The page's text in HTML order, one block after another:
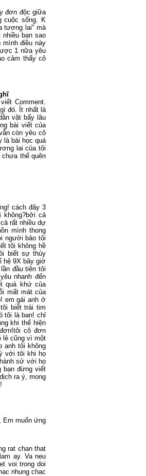
đơn độc giữa
cuộc sống. K
tương lai" mà
bạn sao
điều này
1 nữa yêu
cảm thấy cô
Comment.
đó. Ít nhất là
vặt bấy lâu
bài viết của
còn yêu cô
là bài học quá
lai của tôi
thể quên
cách đây 3
không?bởi cả
rất nhiều dự
mình thong
người bảo tôi
tôi không hề
biết sự thủy
hệ 9X bây giờ
đầu tiên tôi
nhanh đến
quá khứ của
mất mát của
em gái anh ở
biết trái tim
tôi là ban! chỉ
khi thể hiện
cô đơn
lẻ cũng vì một
anh tôi không
với tôi khi họ
sử với họ
bạn đừng viết
ra ý, mong
Em muốn ứng
rat chan that
ay. Va neu
voi trong doi
nhung chac